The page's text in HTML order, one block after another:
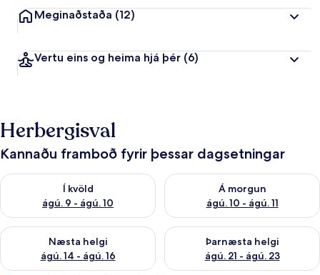
Meginaðstaða (12)
Vertu eins og heima hjá þér (6)
Herbergisval
Kannaðu framboð fyrir þessar dagsetningar
Í kvöld
ágú. 9 - ágú. 10
Athuga framboð í kvöld ágú. 9 - ágú. 10
Á morgun
ágú. 10 - ágú. 11
Athuga framboð á morgun
Næsta helgi
ágú. 14 - ágú. 16
Athuga framboð næstu helgi ágú. 14 - ágú. 16
Þarnæsta helgi
ágú. 21 - ágú. 23
Athuga framboð þarnæstu